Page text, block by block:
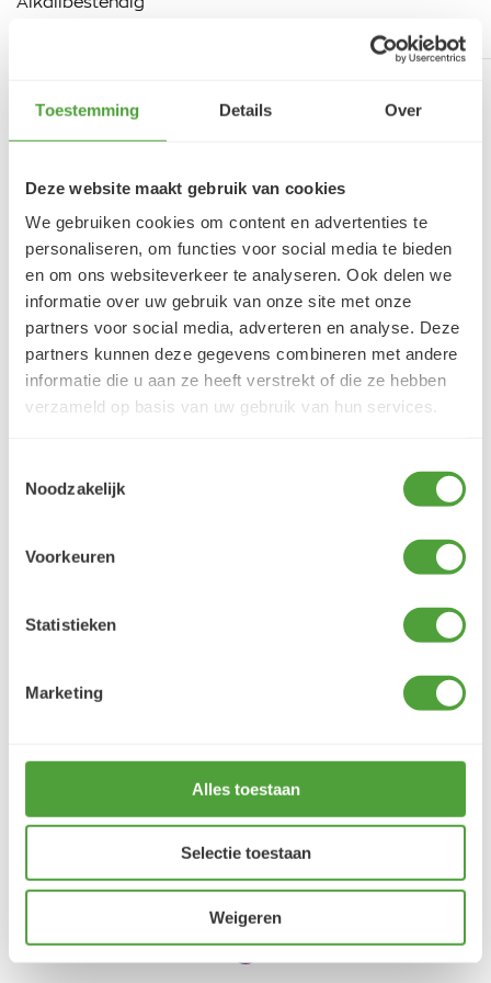
Toestemming Details Over
Deze website maakt gebruik van cookies
We gebruiken cookies om content en advertenties te
personaliseren, om functies voor social media te bieden
en om ons websiteverkeer te analyseren. Ook delen we
informatie over uw gebruik van onze site met onze
partners voor social media, adverteren en analyse. Deze
partners kunnen deze gegevens combineren met andere
informatie die u aan ze heeft verstrekt of die ze hebben
verzameld op basis van uw gebruik van hun services.
Noodzakelijk
Voorkeuren
Statistieken
Marketing
Alles toestaan
Selectie toestaan
Weigeren
17791904
VRAGEN?
E-mail:verfze@geurtjansen.nl
17:00u
Je cherche un magasin pour mes peintureet